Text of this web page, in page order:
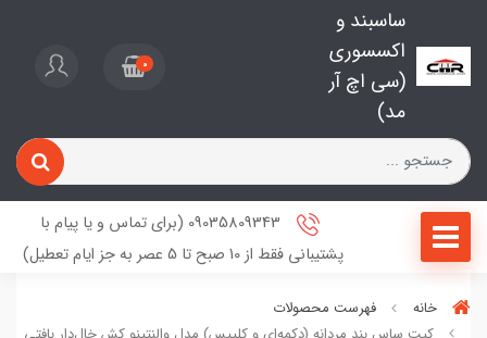
ساسبند و
اکسسوری
(سی اچ آر
مد)
0
09035809343 (برای تماس و یا پیام با
پشتیبانی فقط از 10 صبح تا 5 عصر به جز ایام تعطیل)
خانه
فهرست محصولات
کیت ساس بند مردانه (دکمه‌ای و کلیپس) مدل والنتینو کش خال‌دار بافتی